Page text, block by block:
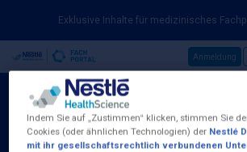
Skip to main content
Exklusive Inhalte für medizinisches
Anmeldung
Indem Sie auf „Zustimmen“ klicken, stimmen Sie
Cookies (oder ähnlichen Technologien) der Nestlé
mit ihr gesellschaftsrechtlich verbundenen